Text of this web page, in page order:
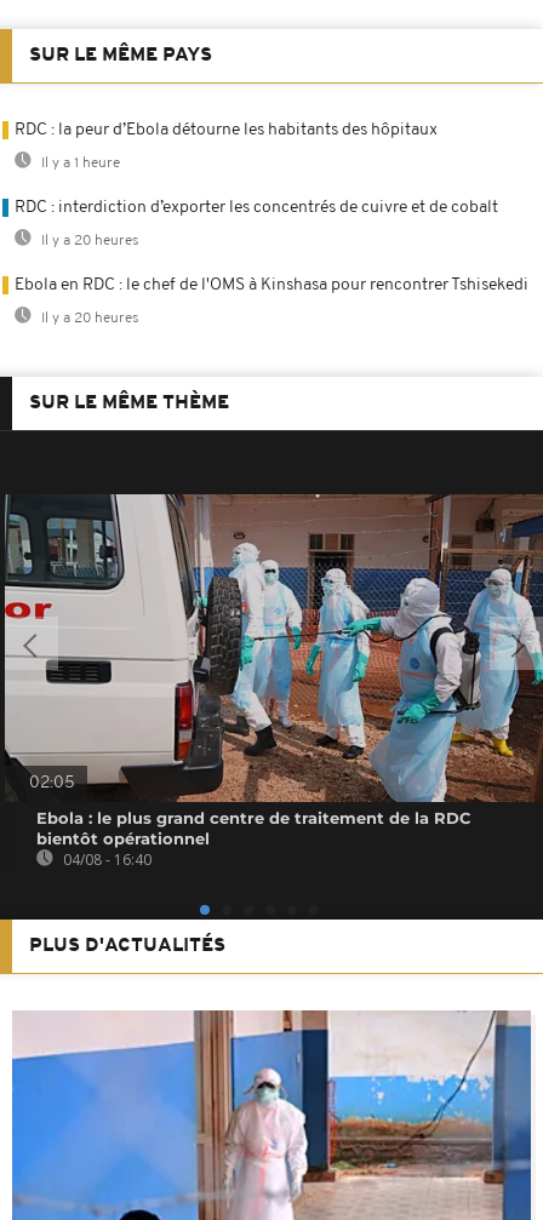
SUR LE MÊME PAYS
RDC : la peur d’Ebola détourne les habitants des hôpitaux
Il y a 1 heure
RDC : interdiction d’exporter les concentrés de cuivre et de cobalt
Il y a 20 heures
Ebola en RDC : le chef de l'OMS à Kinshasa pour rencontrer Tshisekedi
Il y a 20 heures
SUR LE MÊME THÈME
02:05
Ebola : le plus grand centre de traitement de la RDC
bientôt opérationnel
04/08 - 16:40
PLUS D'ACTUALITÉS